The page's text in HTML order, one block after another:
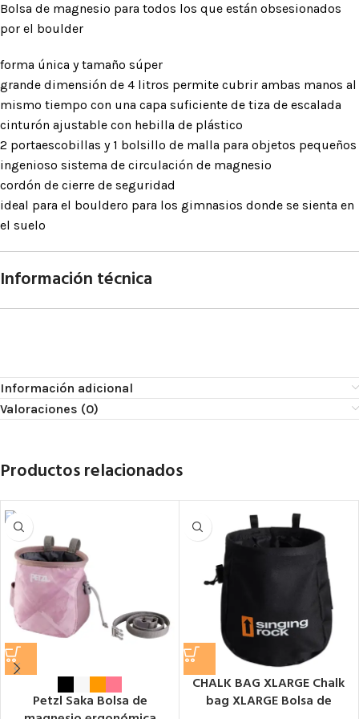
Bolsa de magnesio para todos los que están obsesionados
por el boulder
forma única y tamaño súper
grande dimensión de 4 litros permite cubrir ambas manos al
mismo tiempo con una capa suficiente de tiza de escalada
cinturón ajustable con hebilla de plástico
2 portaescobillas y 1 bolsillo de malla para objetos pequeños
ingenioso sistema de circulación de magnesio
cordón de cierre de seguridad
ideal para el bouldero para los gimnasios donde se sienta en
el suelo
Información técnica
Información adicional
Valoraciones (0)
Productos relacionados
Petzl Saka Bolsa de
CHALK BAG XLARGE Chalk
bag XLARGE Bolsa de